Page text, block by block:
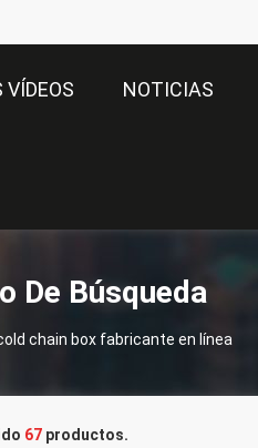
VÍDEOS NOTICIAS
De Búsqueda
chain box fabricante en línea
67 productos.